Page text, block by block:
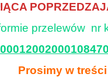
przelewów nr
Prosimy w